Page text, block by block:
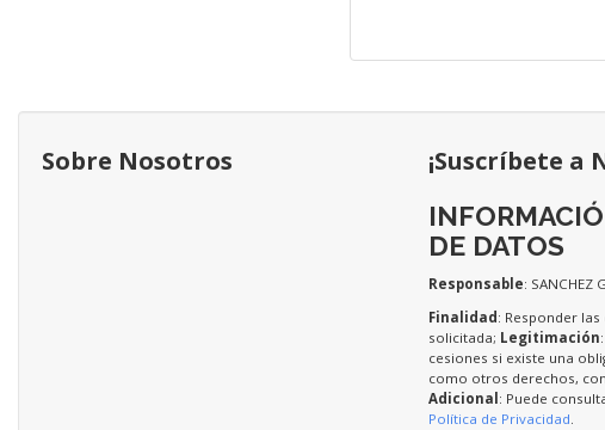
Sobre Nosotros
¡Suscríbete a
DE DATOS
Responsable: SANCHEZ
Finalidad : Responder
solicitada; Legitimación
cesiones si existe una
como otros derechos,
Adicional : Puede
Política de Privacidad.